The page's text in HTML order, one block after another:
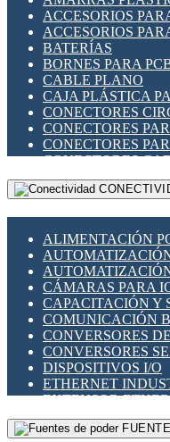
INDICADORES
INTERFACES DE
INTERRUPTORES
LLAVES
MEDIDORES DE
MOTORES PASO A
PANTALLAS HMI
PLC -
RELÉS DE
SENSORES
SENSORES
VARIACS
VARIADORES DE
SECCIONADORES
MAQUINARIA
ACCESORIOS
ACCESORIOS
BATERÍAS
BORNES PARA
CABLE PLANO
CAJA PLÁSTICA
CONECTORES
CONECTORES
CONECTORES
CONECTORES
CONECTORES
DIP SWITCHES
HERRAMIENTAS
ILUMINACIÓN
INTERRUPTORES
INTERFACES DE
OTROS RELÉS
PROTECCIÓN
RELÉS
RELÉS DE SEÑAL
RELÉS DE ESTADO
RELÉS
RELÉS
SENSORES
ALIMENTACIÓN
CÁMARAS PARA
CAPACITACIÓN Y
COMUNICACIÓN
CONVERSORES
CONVERSORES
DISPOSITIVOS I/O
ETHERNET
EXTENSOR
GATEWAY
GESTIÓN DE